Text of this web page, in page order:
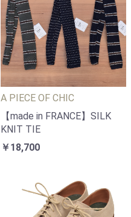
A PIECE OF CHIC
【made in FRANCE】SILK
KNIT TIE
￥18,700